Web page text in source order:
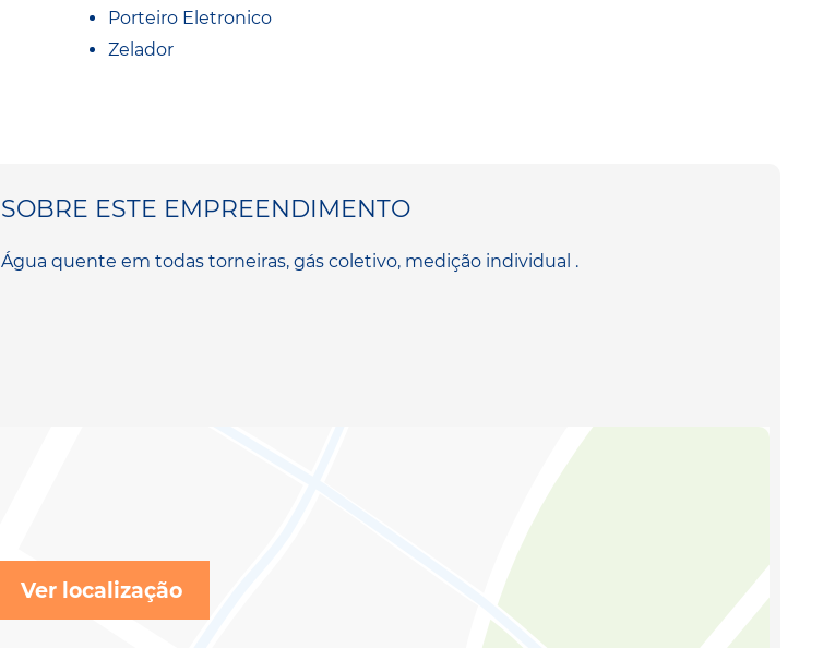
Porteiro Eletronico
Zelador
SOBRE ESTE EMPREENDIMENTO
Água quente em todas torneiras, gás coletivo, medição individual .
Ver localização